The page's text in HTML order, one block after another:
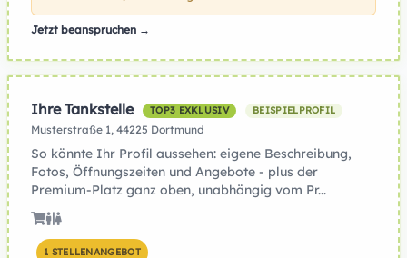
Jetzt beanspruchen →
Ihre Tankstelle TOP3 EXKLUSIV BEISPIELPROFIL
Musterstraße 1, 44225 Dortmund
So könnte Ihr Profil aussehen: eigene Beschreibung,
Fotos, Öffnungszeiten und Angebote - plus der
Premium-Platz ganz oben, unabhängig vom Pr...
1 STELLENANGEBOT